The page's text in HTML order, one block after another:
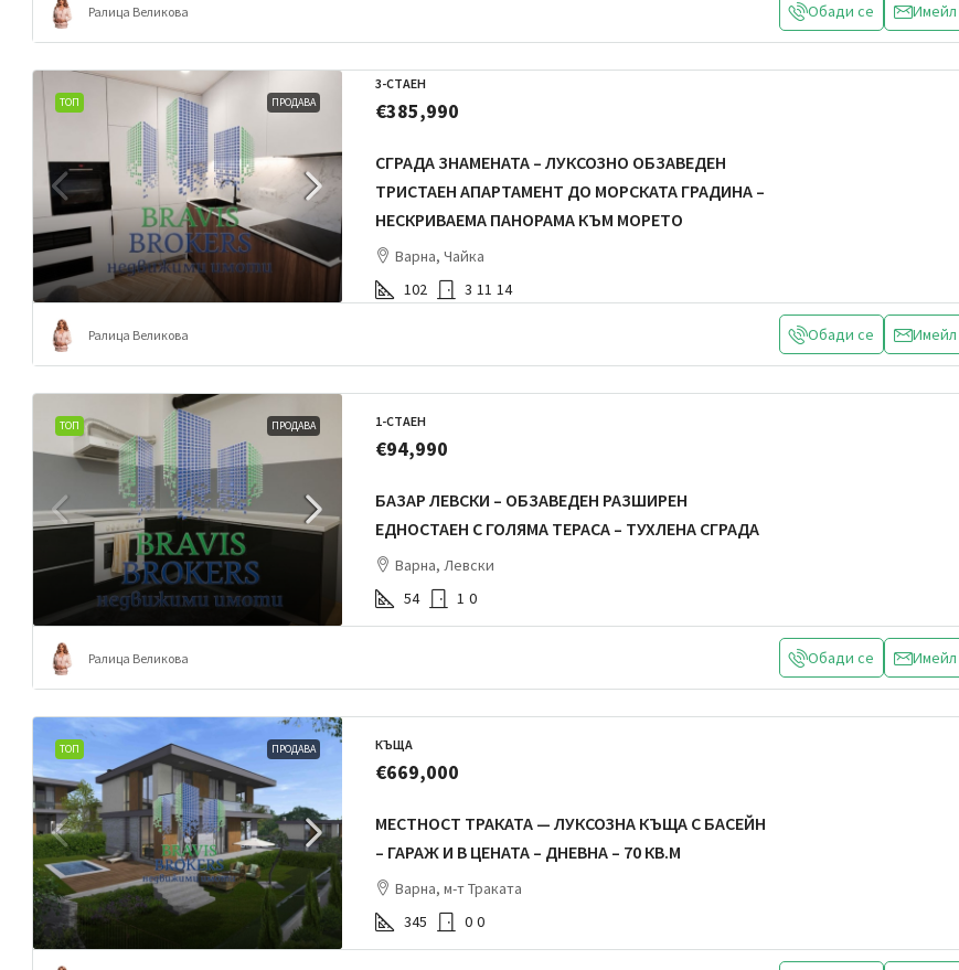
Ралица Великова Обади се Имейл
ТОП ПРОДАВА
3-СТАЕН
€385,990
СГРАДА ЗНАМЕНАТА – ЛУКСОЗНО ОБЗАВЕДЕН
ТРИСТАЕН АПАРТАМЕНТ ДО МОРСКАТА ГРАДИНА –
НЕСКРИВАЕМА ПАНОРАМА КЪМ МОРЕТО
Варна, Чайка
102
3 11 14
Ралица Великова Обади се Имейл
ТОП ПРОДАВА 1-СТАЕН
€94,990
БАЗАР ЛЕВСКИ – ОБЗАВЕДЕН РАЗШИРЕН
ЕДНОСТАЕН С ГОЛЯМА ТЕРАСА – ТУХЛЕНА СГРАДА
Варна, Левски
54
1 0
Ралица Великова Обади се Имейл
ТОП ПРОДАВА КЪЩА
€669,000
МЕСТНОСТ ТРАКАТА — ЛУКСОЗНА КЪЩА С БАСЕЙН
– ГАРАЖ И В ЦЕНАТА – ДНЕВНА – 70 КВ.М
Варна, м-т Траката
345
0 0